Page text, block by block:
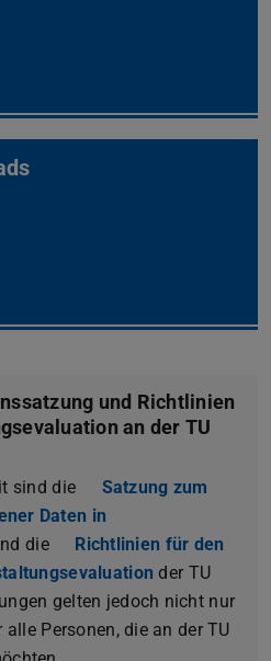
und Richtlinien
an der TU
sind die
Satzung zum
Daten in
Datei)
in neuem Tab geöffnet)
die
Richtlinien für den
der TU
gelten jedoch nicht nur
Personen, die an der TU